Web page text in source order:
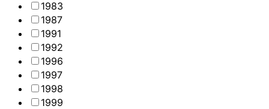
1983
1987
1991
1992
1996
1997
1998
1999